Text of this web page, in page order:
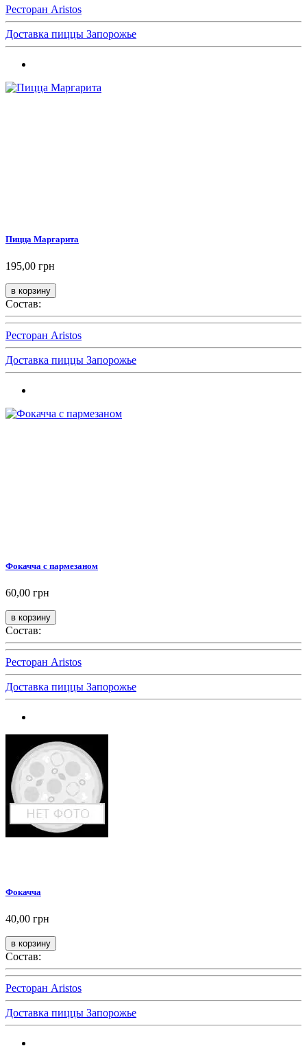
Ресторан Aristos
Доставка пиццы Запорожье
Пицца Маргарита
195,00 грн
Состав:
Ресторан Aristos
Доставка пиццы Запорожье
Фокачча с пармезаном
60,00 грн
Состав:
Ресторан Aristos
Доставка пиццы Запорожье
Фокачча
40,00 грн
Состав:
Ресторан Aristos
Доставка пиццы Запорожье